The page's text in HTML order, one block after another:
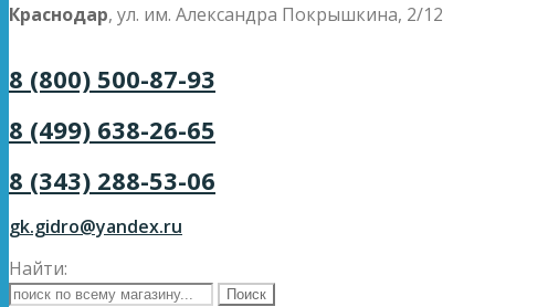
Краснодар, ул. им. Александра Покрышкина, 2/12
8 (800) 500-87-93
8 (499) 638-26-65
8 (343) 288-53-06
gk.gidro@yandex.ru
Найти: